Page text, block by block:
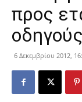
προς
6 Δεκεμβρίου 2012,